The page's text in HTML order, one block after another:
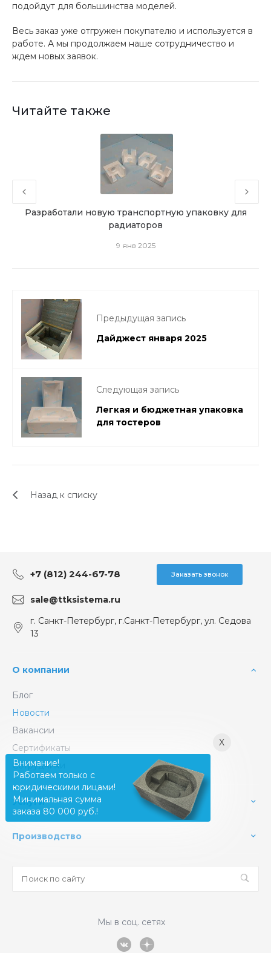
подойдут для большинства моделей.
Весь заказ уже отгружен покупателю и используется в
работе. А мы продолжаем наше сотрудничество и
ждем новых заявок.
Читайте также
Разработали новую транспортную упаковку для
радиаторов
9 янв 2025
Предыдущая запись
Дайджест января 2025
Следующая запись
Легкая и бюджетная упаковка
для тостеров
Назад к списку
+7 (812) 244-67-78 Заказать звонок
sale@ttksistema.ru
г. Санкт-Петербург, г.Санкт-Петербург, ул. Седова
13
О компании
Блог
Новости
Вакансии
Сертификаты
Сотрудники
Услуги
Производство
Мы в соц. сетях
X
Внимание!
Работаем только с
юридическими лицами!
Минимальная сумма
заказа 80 000 руб.!